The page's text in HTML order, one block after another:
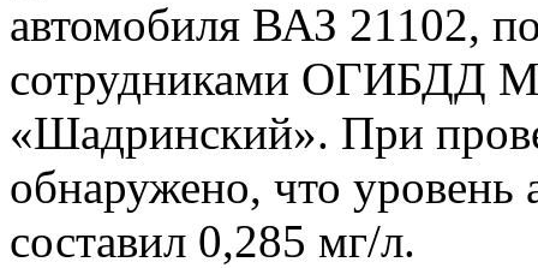
автомобиля ВАЗ 21102,
сотрудниками ОГИБДД
«Шадринский». При
обнаружено, что уровень
составил 0,285 мг/л.